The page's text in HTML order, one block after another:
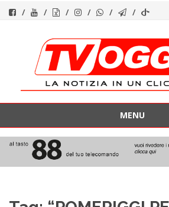
contenuto
MENU
contenuto